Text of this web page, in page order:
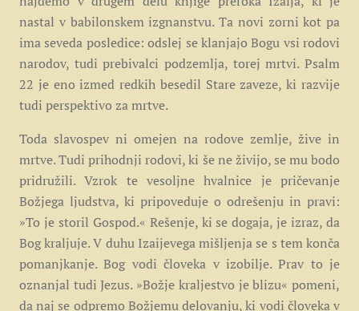
nastal v babilonskem izgnanstvu. Ta novi zorni kot pa
ima seveda posledice: odslej se klanjajo Bogu vsi rodovi
narodov, tudi prebivalci podzemlja, torej mrtvi. Psalm
22 je eno izmed redkih besedil Stare zaveze, ki razvije
tudi perspektivo za mrtve.
Toda slavospev ni omejen na rodove zemlje, žive in
mrtve.Tudi prihodnji rodovi, ki še ne živijo, se mu bodo
pridružili. Vzrok te vesoljne hvalnice je pričevanje
Božjega ljudstva, ki pripoveduje o odrešenju in pravi:
»To je storil Gospod.« Rešenje, ki se dogaja, je izraz, da
Bog kraljuje. V duhu Izaijevega mišljenja se s tem konča
pomanjkanje. Bog vodi človeka v izobilje. Prav to je
oznanjal tudi Jezus. »Božje kraljestvo je blizu« pomeni,
da naj se odpremo Božjemu delovanju, ki vodi človeka v